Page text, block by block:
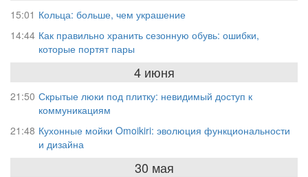
15:01 Кольца: больше, чем украшение
14:44 Как правильно хранить сезонную обувь: ошибки,
которые портят пары
4 июня
21:50 Скрытые люки под плитку: невидимый доступ к
коммуникациям
21:48 Кухонные мойки Omoikiri: эволюция функциональности
и дизайна
30 мая